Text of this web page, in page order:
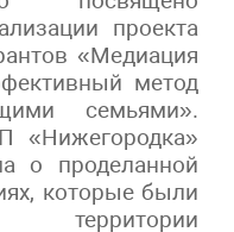
проекта
«Медиация
метод
семьями».
«Нижегородка»
о проделанной
которые были
территории